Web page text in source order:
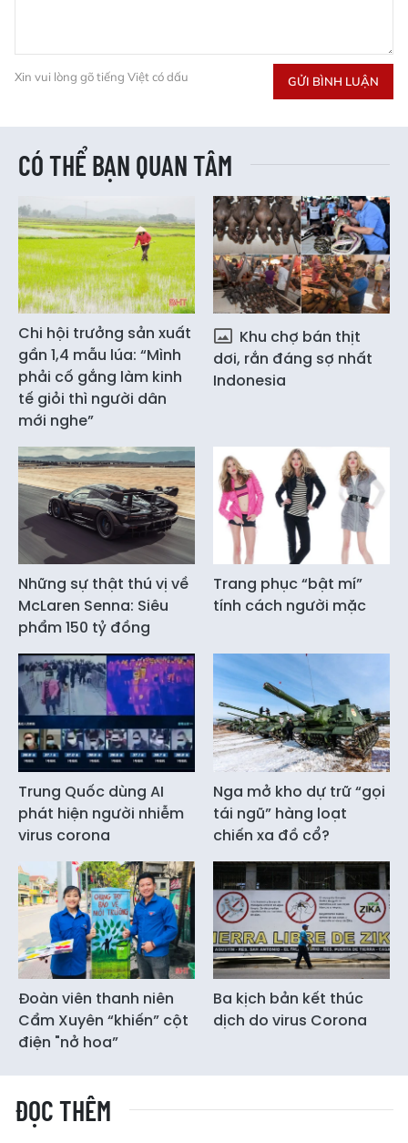
Xin vui lòng gõ tiếng Việt có dấu GỬI BÌNH LUẬN
CÓ THỂ BẠN QUAN TÂM
Chi hội trưởng sản xuất
gần 1,4 mẫu lúa: “Mình
phải cố gắng làm kinh
tế giỏi thì người dân
mới nghe”
Khu chợ bán thịt
dơi, rắn đáng sợ nhất
Indonesia
Những sự thật thú vị về
McLaren Senna: Siêu
phẩm 150 tỷ đồng
Trang phục “bật mí”
tính cách người mặc
Trung Quốc dùng AI
phát hiện người nhiễm
virus corona
Nga mở kho dự trữ “gọi
tái ngũ” hàng loạt
chiến xa đồ cổ?
Đoàn viên thanh niên
Cẩm Xuyên “khiến” cột
điện "nở hoa”
Ba kịch bản kết thúc
dịch do virus Corona
ĐỌC THÊM